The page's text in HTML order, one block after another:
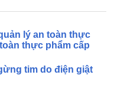
lý an toàn thực
thực phẩm cấp
tim do điện giật